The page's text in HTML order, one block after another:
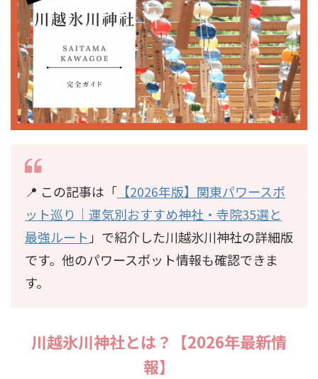
📍 この記事は「 【2026年版】関東パワースポ
ット巡り｜運気別おすすめ神社・寺院35選と
最強ルート 」で紹介した川越氷川神社の詳細版
です。他のパワースポット情報も確認できま
す。
川越氷川神社とは？【2026年最新情
報】